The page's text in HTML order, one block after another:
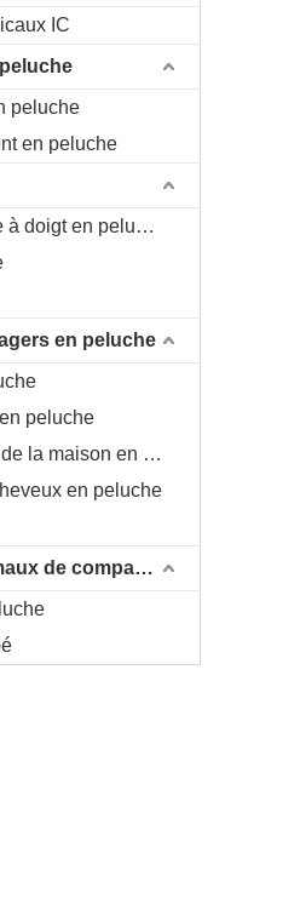
IC
peluche
en peluche
Marionnette à doigt en peluche
en peluche
peluche
Décoration de la maison en peluche
en peluche
Jouet d’ animaux de compagnie